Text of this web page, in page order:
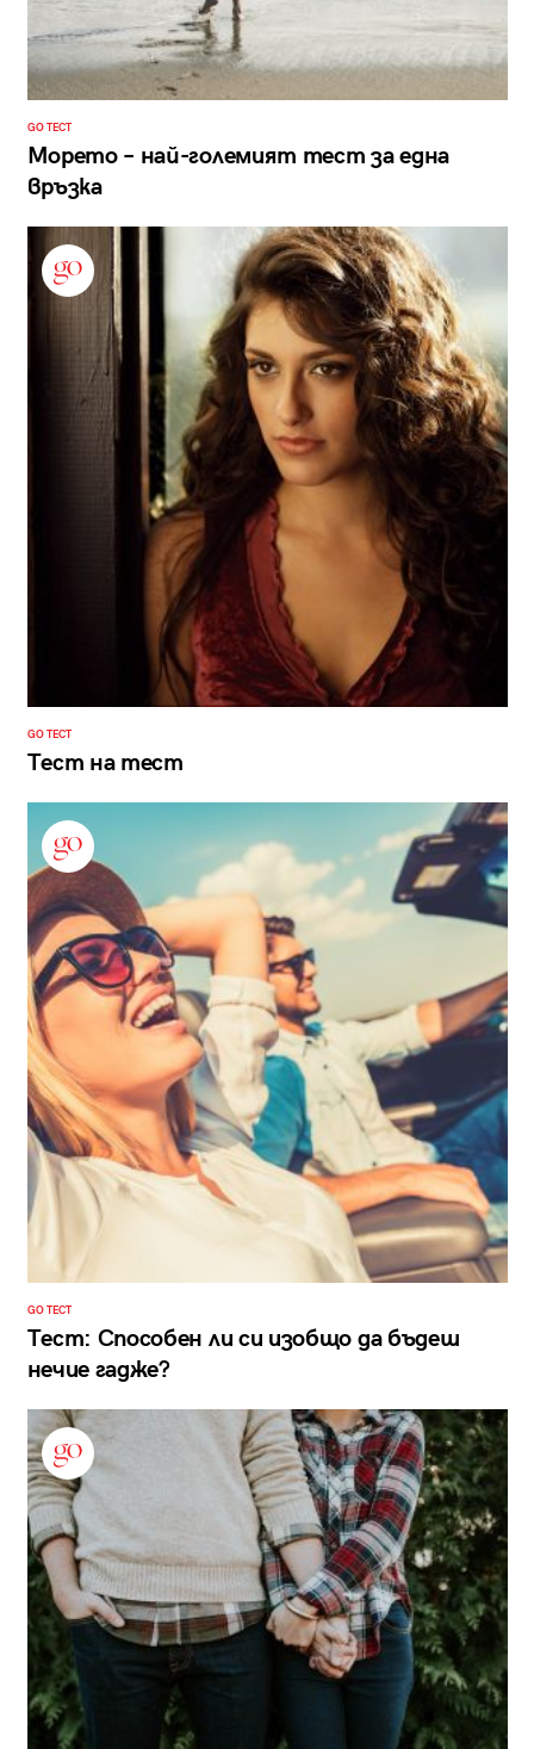
GO ТЕСТ
Морето – най-големият тест за една
връзка
GO ТЕСТ
Тест на тест
GO ТЕСТ
Тест: Способен ли си изобщо да бъдеш
нечие гадже?